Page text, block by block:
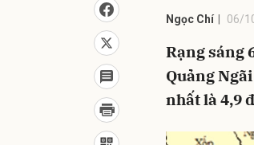
Ngọc Chí 06/
Rạng sáng
Quảng
nhất là 4,9